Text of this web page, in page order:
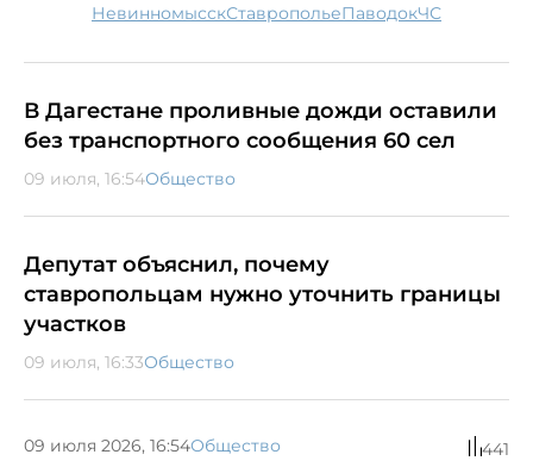
Невинномысск Ставрополье паводок ЧС
В Дагестане проливные дожди оставили
без транспортного сообщения 60 сел
09 июля, 16:54Общество
Депутат объяснил, почему
ставропольцам нужно уточнить границы
участков
09 июля, 16:33Общество
09 июля 2026, 16:54Общество 441